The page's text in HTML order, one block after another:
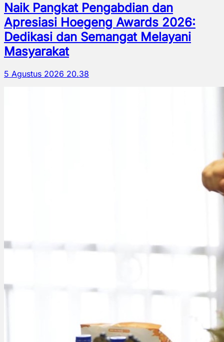
Naik Pangkat Pengabdian dan
Apresiasi Hoegeng Awards 2026:
Dedikasi dan Semangat Melayani
Masyarakat
5 Agustus 2026 20.38